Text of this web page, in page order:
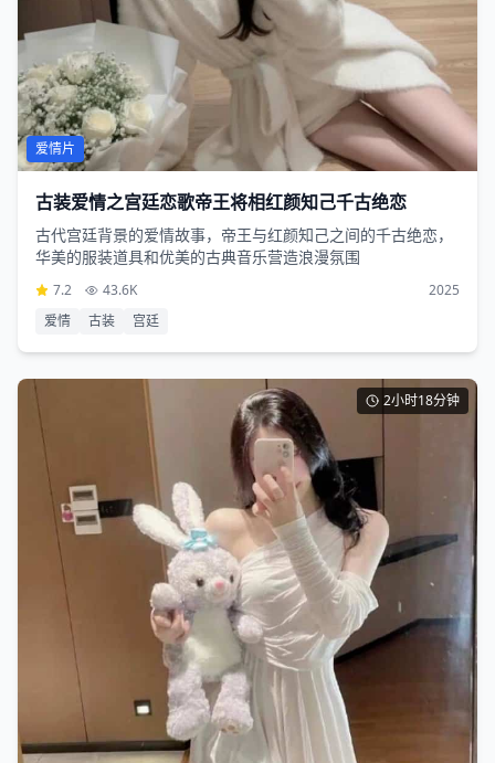
爱情片
古装爱情之宫廷恋歌帝王将相红颜知己千古绝恋
古代宫廷背景的爱情故事，帝王与红颜知己之间的千古绝恋，
华美的服装道具和优美的古典音乐营造浪漫氛围
7.2 43.6K
2025
爱情
古装 宫廷
2小时18分钟